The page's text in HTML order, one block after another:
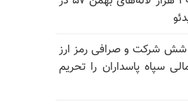
شش شرکت و صرافی رمز ارز
سپاه پاسداران را تحریم